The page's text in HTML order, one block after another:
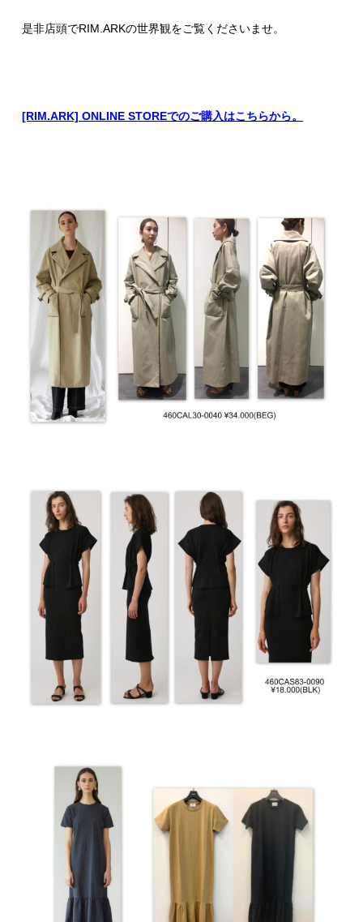
是非店頭でRIM.ARKの世界観をご覧くださいませ。
[RIM.ARK] ONLINE STOREでのご購入はこちらから。